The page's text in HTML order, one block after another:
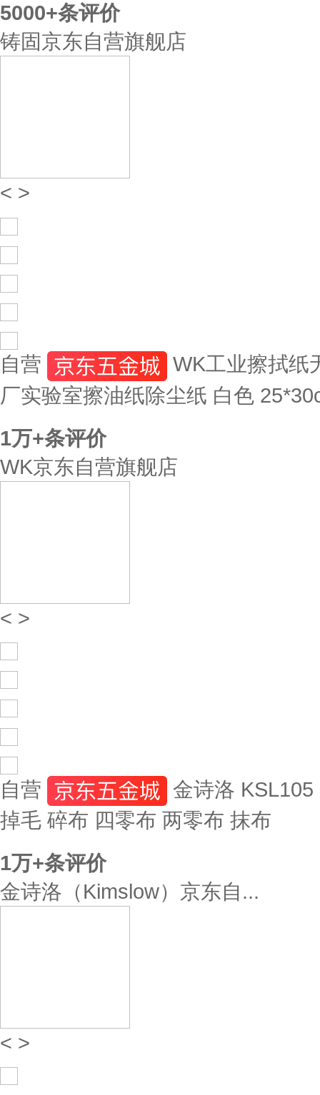
5000+条评价
铸固京东自营旗舰店
< >
自营
WK工业擦拭纸
厂实验室擦油纸除尘纸 白色
1万+条评价
WK京东自营旗舰店
< >
自营
金诗洛
掉毛 碎布 四零布 两零布 抹布
1万+条评价
金诗洛（Kimslow）京东自...
< >